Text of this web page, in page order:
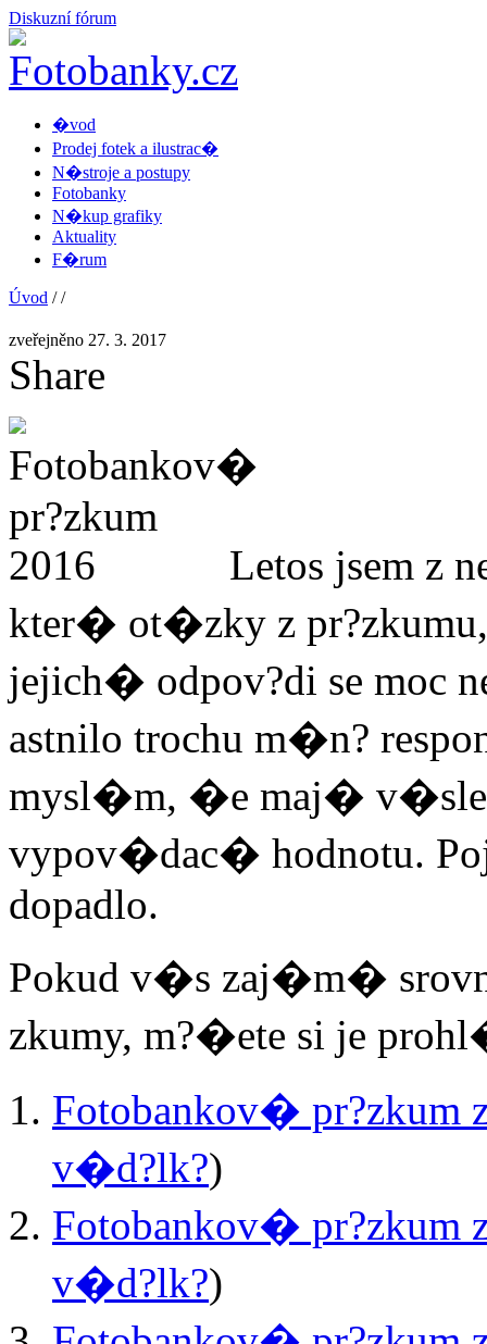
Diskuzní fórum
�vod
Prodej fotek a ilustrac�
N�stroje a postupy
Fotobanky
N�kup grafiky
Aktuality
F�rum
Úvod //
zveřejněno 27. 3. 2017
Share
Letos jsem z
kter� ot�zky z
jejich� odpov?di se moc
astnilo trochu m�n?
mysl�m, �e maj�
vypov�dac� hodnotu.
dopadlo.
Pokud v�s zaj�m�
zkumy, m?�ete si je
Fotobankov� pr?zkum
v�d?lk?)
Fotobankov� pr?zkum
v�d?lk?)